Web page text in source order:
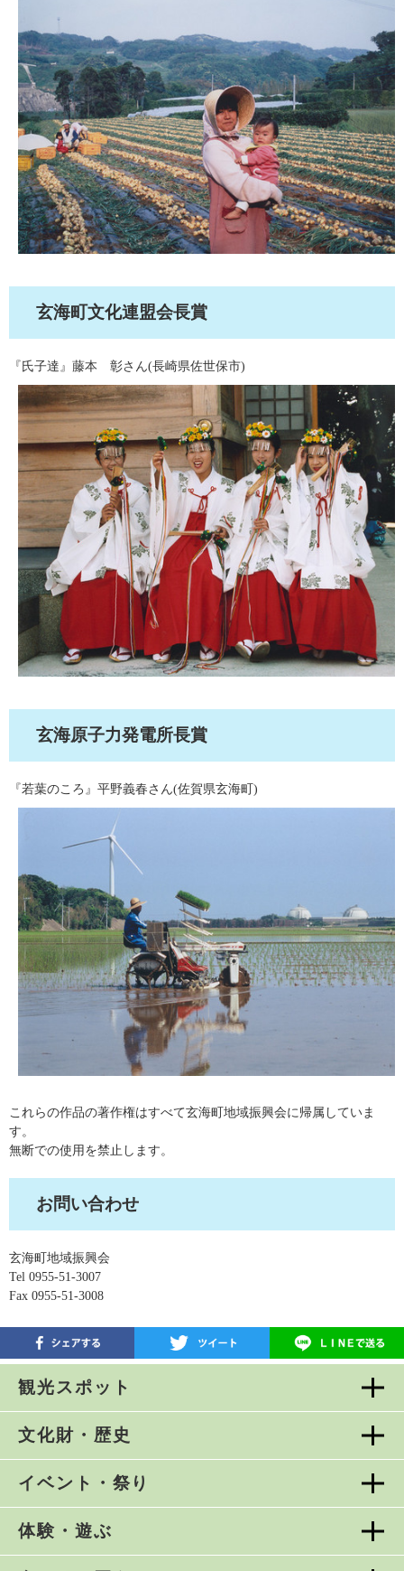
玄海町文化連盟会長賞
『氏子達』藤本 彰さん(長崎県佐世保市)
玄海原子力発電所長賞
『若葉のころ』平野義春さん(佐賀県玄海町)
これらの作品の著作権はすべて玄海町地域振興会に帰属していま
す。
無断での使用を禁止します。
お問い合わせ
玄海町地域振興会
Tel 0955-51-3007
Fax 0955-51-3008
観光スポット
文化財・歴史
イベント・祭り
体験・遊ぶ